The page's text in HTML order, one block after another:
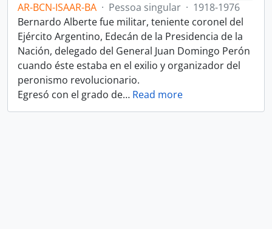
AR-BCN-ISAAR-BA · Pessoa singular · 1918-1976
Bernardo Alberte fue militar, teniente coronel del
Ejército Argentino, Edecán de la Presidencia de la
Nación, delegado del General Juan Domingo Perón
cuando éste estaba en el exilio y organizador del
peronismo revolucionario.
Egresó con el grado de… Read more